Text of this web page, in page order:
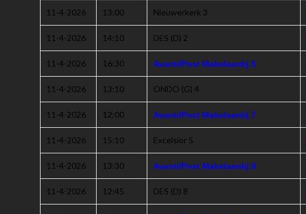
11-4-2026 13:00 Nieuwerkerk 3
11-4-2026 14:10 DES (D) 2
11-4-2026 16:30 Avanti/Post Makelaardij 5
11-4-2026 13:10 ONDO (G) 4
11-4-2026 12:00 Avanti/Post Makelaardij 7
11-4-2026 15:10 Excelsior 5
11-4-2026 13:30 Avanti/Post Makelaardij 9
11-4-2026 12:45 DES (D) 8